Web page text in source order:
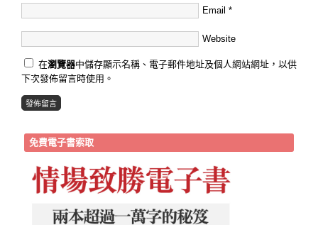
Email *
Website
在瀏覽器中儲存顯示名稱、電子郵件地址及個人網站網址，以供
下次發佈留言時使用。
免費電子書索取